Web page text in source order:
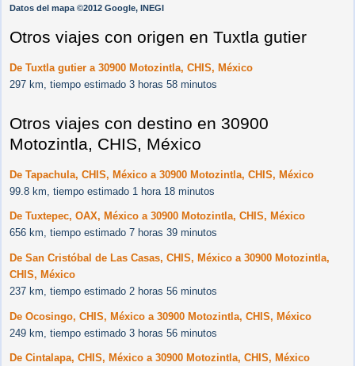
Datos del mapa ©2012 Google, INEGI
Otros viajes con origen en Tuxtla gutier
De Tuxtla gutier a 30900 Motozintla, CHIS, México
297 km, tiempo estimado 3 horas 58 minutos
Otros viajes con destino en 30900
Motozintla, CHIS, México
De Tapachula, CHIS, México a 30900 Motozintla, CHIS, México
99.8 km, tiempo estimado 1 hora 18 minutos
De Tuxtepec, OAX, México a 30900 Motozintla, CHIS, México
656 km, tiempo estimado 7 horas 39 minutos
De San Cristóbal de Las Casas, CHIS, México a 30900 Motozintla,
CHIS, México
237 km, tiempo estimado 2 horas 56 minutos
De Ocosingo, CHIS, México a 30900 Motozintla, CHIS, México
249 km, tiempo estimado 3 horas 56 minutos
De Cintalapa, CHIS, México a 30900 Motozintla, CHIS, México